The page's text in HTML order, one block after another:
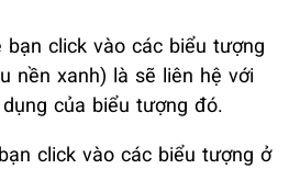
bạn click vào các biểu tượng
nền xanh) là sẽ liên hệ với
của biểu tượng đó.
click vào các biểu tượng ở